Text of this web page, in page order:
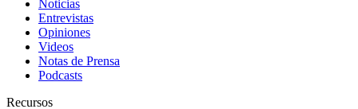
Noticias
Entrevistas
Opiniones
Videos
Notas de Prensa
Podcasts
Recursos